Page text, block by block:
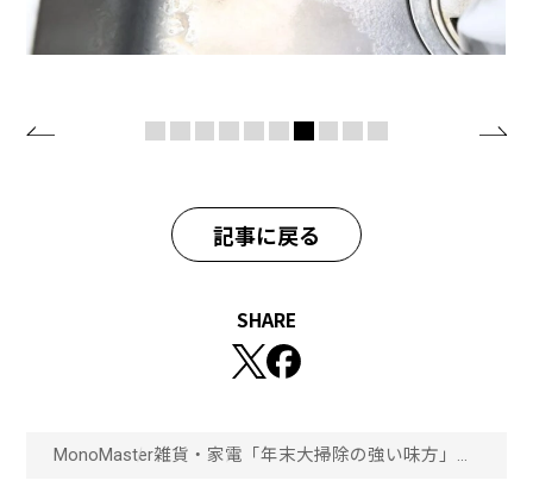
記事に戻る
SHARE
MonoMaster雑貨・家電 「年末大掃除の強い味方」油